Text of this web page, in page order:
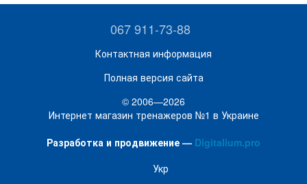
067 911-73-88
Контактная информация
Полная версия сайта
© 2006—2026
Интернет магазин тренажеров №1 в Украине
Разработка и продвижение — Digitalium.pro
Укр